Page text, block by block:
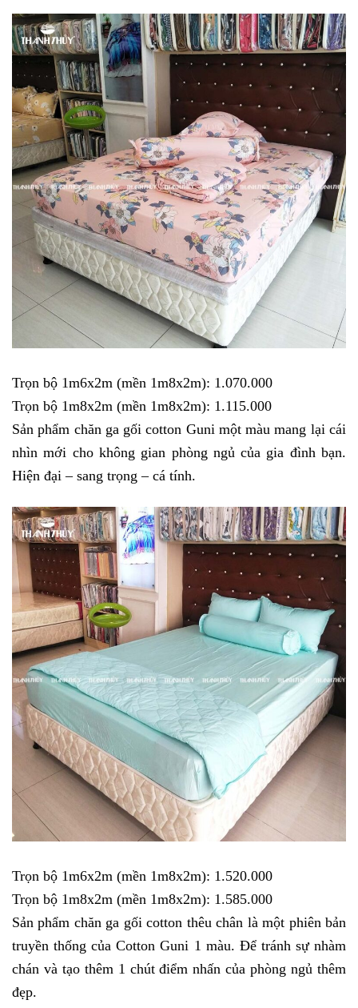
Trọn bộ 1m6x2m (mền 1m8x2m): 1.070.000
Trọn bộ 1m8x2m (mền 1m8x2m): 1.115.000
Sản phẩm chăn ga gối cotton Guni một màu mang lại cái
nhìn mới cho không gian phòng ngủ của gia đình bạn.
Hiện đại – sang trọng – cá tính.
Trọn bộ 1m6x2m (mền 1m8x2m): 1.520.000
Trọn bộ 1m8x2m (mền 1m8x2m): 1.585.000
Sản phẩm chăn ga gối cotton thêu chân là một phiên bản
truyền thống của Cotton Guni 1 màu. Để tránh sự nhàm
chán và tạo thêm 1 chút điểm nhấn của phòng ngủ thêm
đẹp.